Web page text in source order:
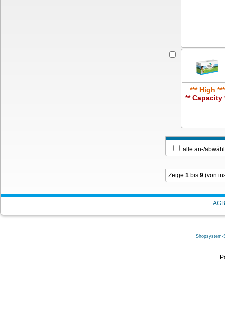
*** High ***
** Capacity
alle an-/
Zeige 1 bis 9 (von
AGB
Shopsystem-